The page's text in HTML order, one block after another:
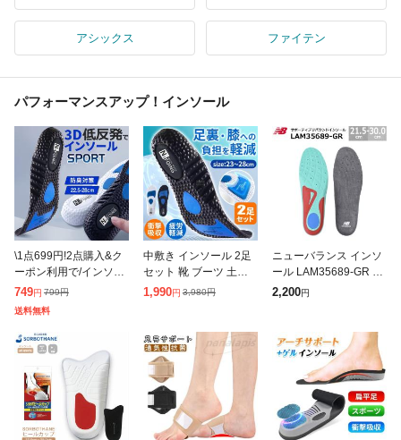
アシックス ファイテン
パフォーマンスアップ！インソール
\1点699円!2点購入&ク
ーポン利用で/インソー
ル 衝撃吸収 メンズ レ
ディース 中敷き 土踏ま
ず スポーツ 疲れにくい
アー
749円 799円
送料無料
中敷き インソール 2足
セット 靴 ブーツ 土踏
まず ダイエット 衝撃吸
サイ
1,990円 3,980円
ニューバランス インソ
ール LAM35689-GR 中
敷き サポーティブリバ
レ
2,200円